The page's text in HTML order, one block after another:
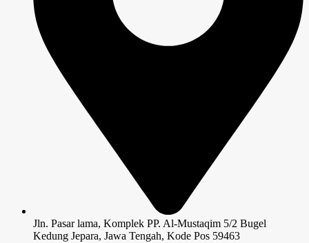
Jln. Pasar lama, Komplek PP. Al-Mustaqim 5/2 Bugel
Kedung Jepara, Jawa Tengah, Kode Pos 59463